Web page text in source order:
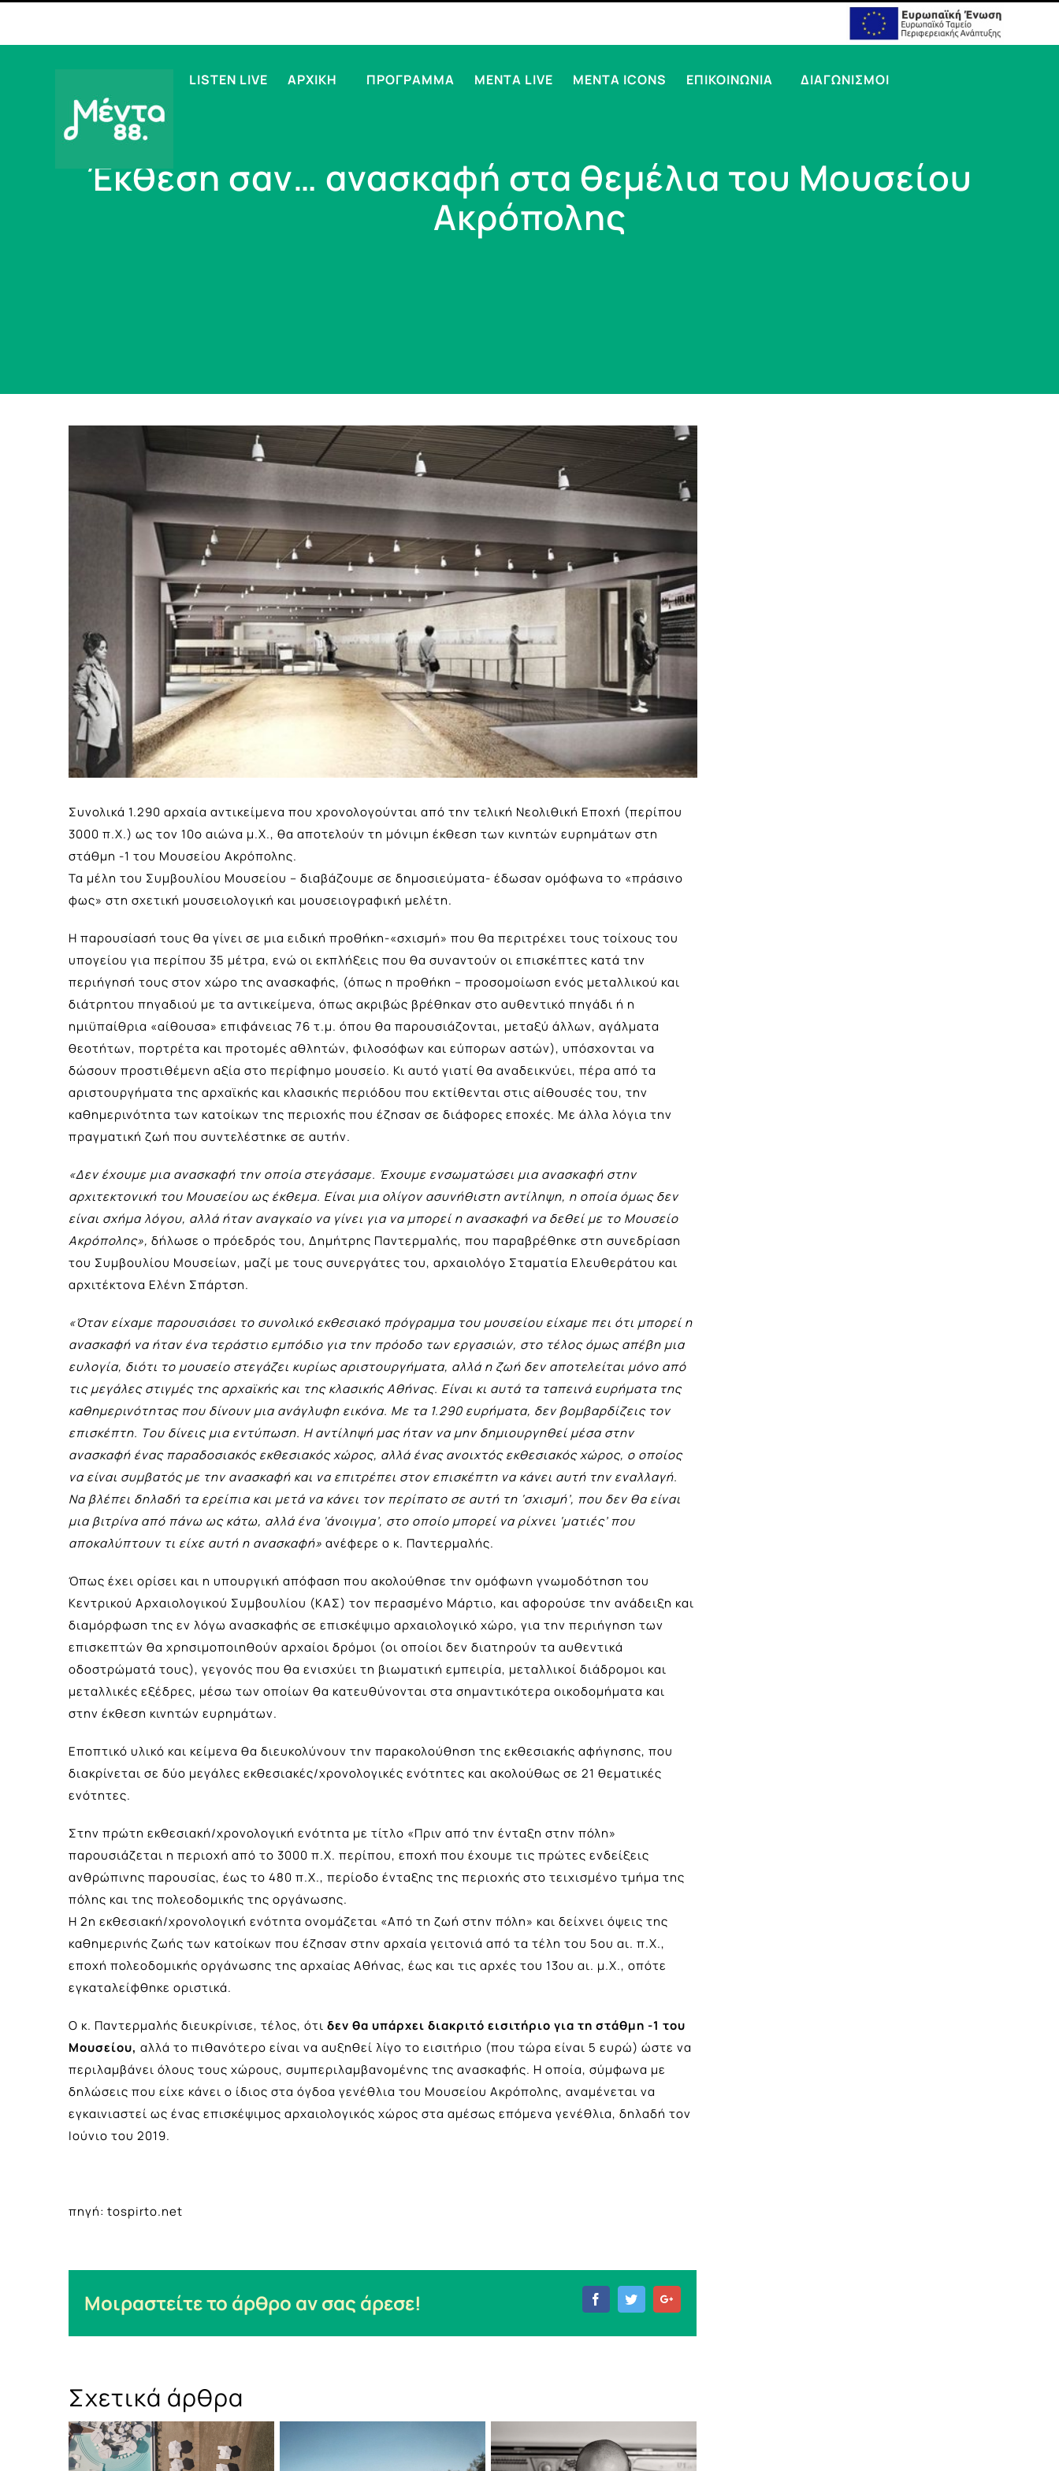
LISTEN LIVE ΑΡΧΙΚΗ ΠΡΟΓΡΑΜΜΑ MENTA LIVE MENTA ICONS ΕΠΙΚΟΙΝΩΝΙΑ ΔΙΑΓΩΝΙΣΜΟΙ
Έκθεση σαν… ανασκαφή στα θεμέλια του Μουσείου
Ακρόπολης
Συνολικά 1.290 αρχαία αντικείμενα που χρονολογούνται από την τελική Νεολιθική Εποχή (περίπου
3000 π.Χ.) ως τον 10ο αιώνα μ.Χ., θα αποτελούν τη μόνιμη έκθεση των κινητών ευρημάτων στη
στάθμη -1 του Μουσείου Ακρόπολης.
Τα μέλη του Συμβουλίου Μουσείου – διαβάζουμε σε δημοσιεύματα- έδωσαν ομόφωνα το «πράσινο
φως» στη σχετική μουσειολογική και μουσειογραφική μελέτη.
Η παρουσίασή τους θα γίνει σε μια ειδική προθήκη-«σχισμή» που θα περιτρέχει τους τοίχους του
υπογείου για περίπου 35 μέτρα, ενώ οι εκπλήξεις που θα συναντούν οι επισκέπτες κατά την
περιήγησή τους στον χώρο της ανασκαφής, (όπως η προθήκη – προσομοίωση ενός μεταλλικού και
διάτρητου πηγαδιού με τα αντικείμενα, όπως ακριβώς βρέθηκαν στο αυθεντικό πηγάδι ή η
ημιϋπαίθρια «αίθουσα» επιφάνειας 76 τ.μ. όπου θα παρουσιάζονται, μεταξύ άλλων, αγάλματα
θεοτήτων, πορτρέτα και προτομές αθλητών, φιλοσόφων και εύπορων αστών), υπόσχονται να
δώσουν προστιθέμενη αξία στο περίφημο μουσείο. Κι αυτό γιατί θα αναδεικνύει, πέρα από τα
αριστουργήματα της αρχαϊκής και κλασικής περιόδου που εκτίθενται στις αίθουσές του, την
καθημερινότητα των κατοίκων της περιοχής που έζησαν σε διάφορες εποχές. Με άλλα λόγια την
πραγματική ζωή που συντελέστηκε σε αυτήν.
«Δεν έχουμε μια ανασκαφή την οποία στεγάσαμε. Έχουμε ενσωματώσει μια ανασκαφή στην
αρχιτεκτονική του Μουσείου ως έκθεμα. Είναι μια ολίγον ασυνήθιστη αντίληψη, η οποία όμως δεν
είναι σχήμα λόγου, αλλά ήταν αναγκαίο να γίνει για να μπορεί η ανασκαφή να δεθεί με το Μουσείο
Ακρόπολης», δήλωσε ο πρόεδρός του, Δημήτρης Παντερμαλής, που παραβρέθηκε στη συνεδρίαση
του Συμβουλίου Μουσείων, μαζί με τους συνεργάτες του, αρχαιολόγο Σταματία Ελευθεράτου και
αρχιτέκτονα Ελένη Σπάρτση.
«Όταν είχαμε παρουσιάσει το συνολικό εκθεσιακό πρόγραμμα του μουσείου είχαμε πει ότι μπορεί η
ανασκαφή να ήταν ένα τεράστιο εμπόδιο για την πρόοδο των εργασιών, στο τέλος όμως απέβη μια
ευλογία, διότι το μουσείο στεγάζει κυρίως αριστουργήματα, αλλά η ζωή δεν αποτελείται μόνο από
τις μεγάλες στιγμές της αρχαϊκής και της κλασικής Αθήνας. Είναι κι αυτά τα ταπεινά ευρήματα της
καθημερινότητας που δίνουν μια ανάγλυφη εικόνα. Με τα 1.290 ευρήματα, δεν βομβαρδίζεις τον
επισκέπτη. Tου δίνεις μια εντύπωση. Η αντίληψή μας ήταν να μην δημιουργηθεί μέσα στην
ανασκαφή ένας παραδοσιακός εκθεσιακός χώρος, αλλά ένας ανοιχτός εκθεσιακός χώρος, ο οποίος
να είναι συμβατός με την ανασκαφή και να επιτρέπει στον επισκέπτη να κάνει αυτή την εναλλαγή.
Να βλέπει δηλαδή τα ερείπια και μετά να κάνει τον περίπατο σε αυτή τη ‘σχισμή’, που δεν θα είναι
μια βιτρίνα από πάνω ως κάτω, αλλά ένα ‘άνοιγμα’, στο οποίο μπορεί να ρίχνει ‘ματιές’ που
αποκαλύπτουν τι είχε αυτή η ανασκαφή» ανέφερε ο κ. Παντερμαλής.
Όπως έχει ορίσει και η υπουργική απόφαση που ακολούθησε την ομόφωνη γνωμοδότηση του
Κεντρικού Αρχαιολογικού Συμβουλίου (ΚΑΣ) τον περασμένο Μάρτιο, και αφορούσε την ανάδειξη και
διαμόρφωση της εν λόγω ανασκαφής σε επισκέψιμο αρχαιολογικό χώρο, για την περιήγηση των
επισκεπτών θα χρησιμοποιηθούν αρχαίοι δρόμοι (οι οποίοι δεν διατηρούν τα αυθεντικά
οδοστρώματά τους), γεγονός που θα ενισχύει τη βιωματική εμπειρία, μεταλλικοί διάδρομοι και
μεταλλικές εξέδρες, μέσω των οποίων θα κατευθύνονται στα σημαντικότερα οικοδομήματα και
στην έκθεση κινητών ευρημάτων.
Εποπτικό υλικό και κείμενα θα διευκολύνουν την παρακολούθηση της εκθεσιακής αφήγησης, που
διακρίνεται σε δύο μεγάλες εκθεσιακές/χρονολογικές ενότητες και ακολούθως σε 21 θεματικές
ενότητες.
Στην πρώτη εκθεσιακή/χρονολογική ενότητα με τίτλο «Πριν από την ένταξη στην πόλη»
παρουσιάζεται η περιοχή από το 3000 π.Χ. περίπου, εποχή που έχουμε τις πρώτες ενδείξεις
ανθρώπινης παρουσίας, έως το 480 π.Χ., περίοδο ένταξης της περιοχής στο τειχισμένο τμήμα της
πόλης και της πολεοδομικής της οργάνωσης.
Η 2η εκθεσιακή/χρονολογική ενότητα ονομάζεται «Από τη ζωή στην πόλη» και δείχνει όψεις της
καθημερινής ζωής των κατοίκων που έζησαν στην αρχαία γειτονιά από τα τέλη του 5ου αι. π.Χ.,
εποχή πολεοδομικής οργάνωσης της αρχαίας Αθήνας, έως και τις αρχές του 13ου αι. μ.Χ., οπότε
εγκαταλείφθηκε οριστικά.
Ο κ. Παντερμαλής διευκρίνισε, τέλος, ότι δεν θα υπάρχει διακριτό εισιτήριο για τη στάθμη -1 του
Μουσείου, αλλά το πιθανότερο είναι να αυξηθεί λίγο το εισιτήριο (που τώρα είναι 5 ευρώ) ώστε να
περιλαμβάνει όλους τους χώρους, συμπεριλαμβανομένης της ανασκαφής. Η οποία, σύμφωνα με
δηλώσεις που είχε κάνει ο ίδιος στα όγδοα γενέθλια του Μουσείου Ακρόπολης, αναμένεται να
εγκαινιαστεί ως ένας επισκέψιμος αρχαιολογικός χώρος στα αμέσως επόμενα γενέθλια, δηλαδή τον
Ιούνιο του 2019.
πηγή: tospirto.net
Μοιραστείτε το άρθρο αν σας άρεσε! FacebookTwitter
Σχετικά άρθρα